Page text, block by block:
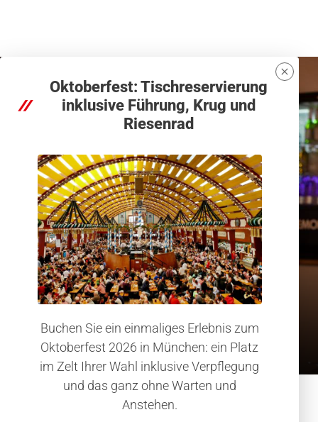
Oktoberfest: Tischreservierung
inklusive Führung, Krug und
Riesenrad
Buchen Sie ein einmaliges Erlebnis zum
Oktoberfest 2026 in München: ein Platz
im Zelt Ihrer Wahl inklusive Verpflegung
und das ganz ohne Warten und
Anstehen.
Zu Gast in München
Urlaub in der eigenen
Stadt